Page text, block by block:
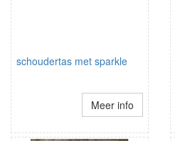
schoudertas met sparkle
Meer info